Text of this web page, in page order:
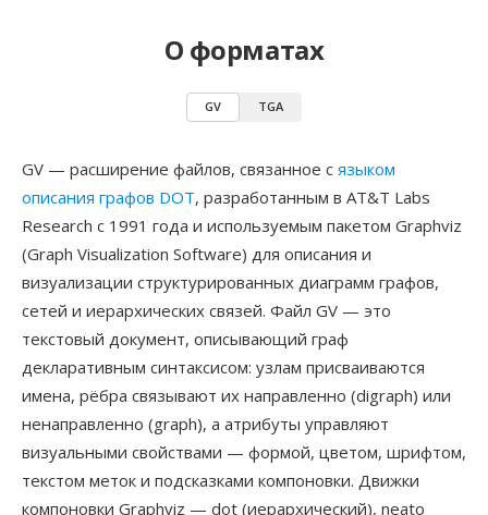
О форматах
GV TGA
GV — расширение файлов, связанное с языком
описания графов DOT, разработанным в AT&T Labs
Research с 1991 года и используемым пакетом Graphviz
(Graph Visualization Software) для описания и
визуализации структурированных диаграмм графов,
сетей и иерархических связей. Файл GV — это
текстовый документ, описывающий граф
декларативным синтаксисом: узлам присваиваются
имена, рёбра связывают их направленно (digraph) или
ненаправленно (graph), а атрибуты управляют
визуальными свойствами — формой, цветом, шрифтом,
текстом меток и подсказками компоновки. Движки
компоновки Graphviz — dot (иерархический), neato